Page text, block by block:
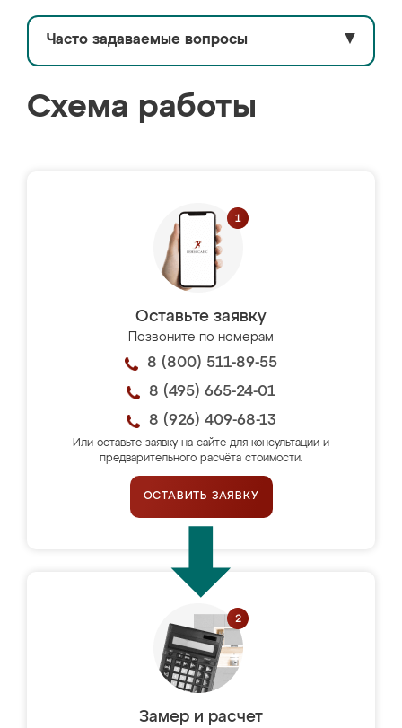
Часто задаваемые вопросы ▼
Схема работы
Оставьте заявку
Позвоните по номерам
8 (800) 511-89-55
8 (495) 665-24-01
8 (926) 409-68-13
Или оставьте заявку на сайте для консультации и
предварительного расчёта стоимости.
ОСТАВИТЬ ЗАЯВКУ
Замер и расчет